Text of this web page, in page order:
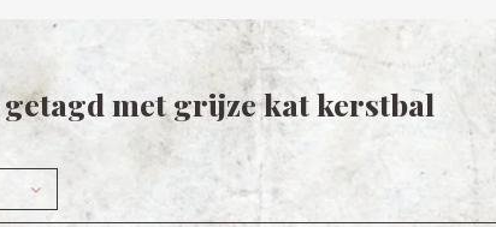
met grijze kat kerstbal